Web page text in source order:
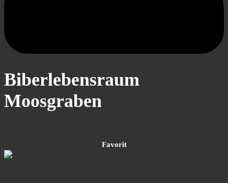
Biberlebensraum
Moosgraben
Favorit